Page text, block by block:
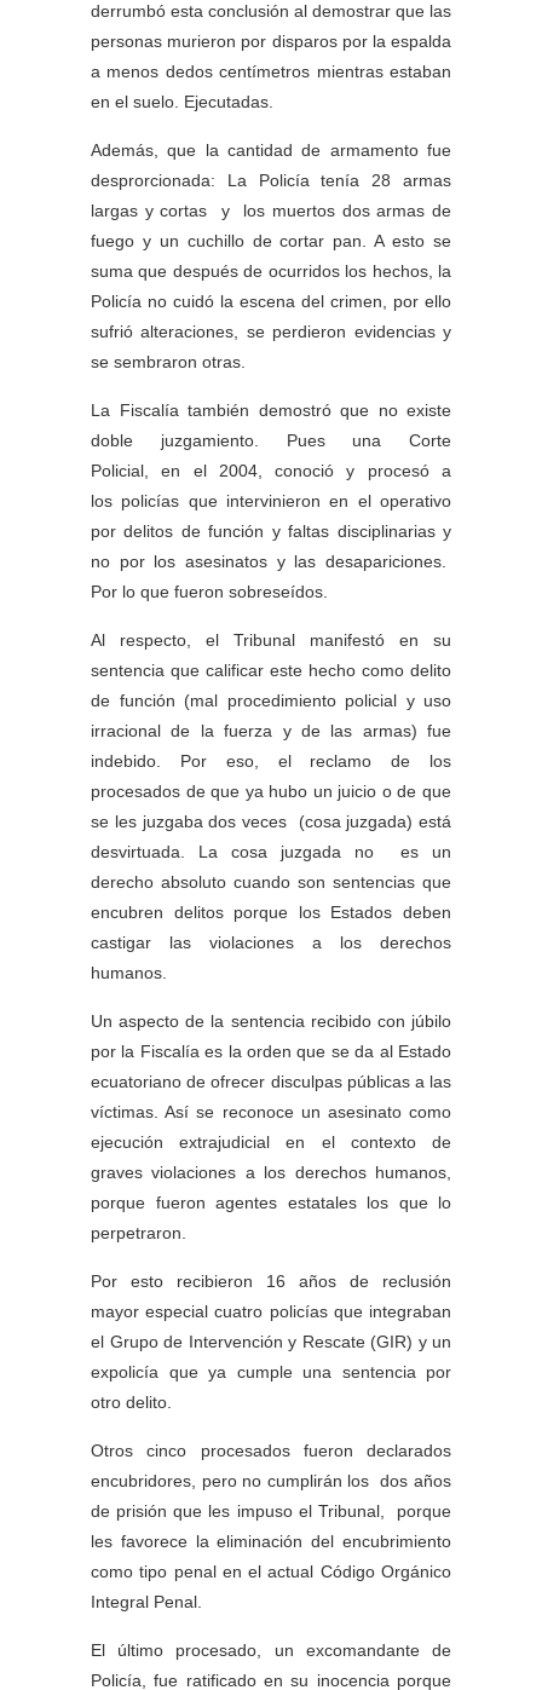
derrumbó esta conclusión al demostrar que las
personas murieron por disparos por la espalda
a menos dedos centímetros mientras estaban
en el suelo. Ejecutadas.
Además, que la cantidad de armamento fue
desprorcionada: La Policía tenía 28 armas
largas y cortas y los muertos dos armas de
fuego y un cuchillo de cortar pan. A esto se
suma que después de ocurridos los hechos, la
Policía no cuidó la escena del crimen, por ello
sufrió alteraciones, se perdieron evidencias y
se sembraron otras.
La Fiscalía también demostró que no existe
doble juzgamiento. Pues una Corte
Policial, en el 2004, conoció y procesó a
los policías que intervinieron en el operativo
por delitos de función y faltas disciplinarias y
no por los asesinatos y las desapariciones.
Por lo que fueron sobreseídos.
Al respecto, el Tribunal manifestó en su
sentencia que calificar este hecho como delito
de función (mal procedimiento policial y uso
irracional de la fuerza y de las armas) fue
indebido. Por eso, el reclamo de los
procesados de que ya hubo un juicio o de que
se les juzgaba dos veces (cosa juzgada) está
desvirtuada. La cosa juzgada no es un
derecho absoluto cuando son sentencias que
encubren delitos porque los Estados deben
castigar las violaciones a los derechos
humanos.
Un aspecto de la sentencia recibido con júbilo
por la Fiscalía es la orden que se da al Estado
ecuatoriano de ofrecer disculpas públicas a las
víctimas. Así se reconoce un asesinato como
ejecución extrajudicial en el contexto de
graves violaciones a los derechos humanos,
porque fueron agentes estatales los que lo
perpetraron.
Por esto recibieron 16 años de reclusión
mayor especial cuatro policías que integraban
el Grupo de Intervención y Rescate (GIR) y un
expolicía que ya cumple una sentencia por
otro delito.
Otros cinco procesados fueron declarados
encubridores, pero no cumplirán los dos años
de prisión que les impuso el Tribunal, porque
les favorece la eliminación del encubrimiento
como tipo penal en el actual Código Orgánico
Integral Penal.
El último procesado, un excomandante de
Policía, fue ratificado en su inocencia porque